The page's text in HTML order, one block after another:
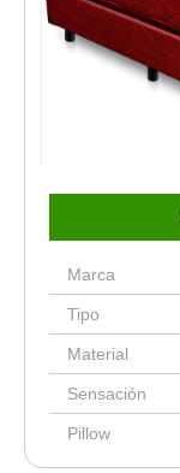
Marca
Tipo
Material
Sensación
Pillow